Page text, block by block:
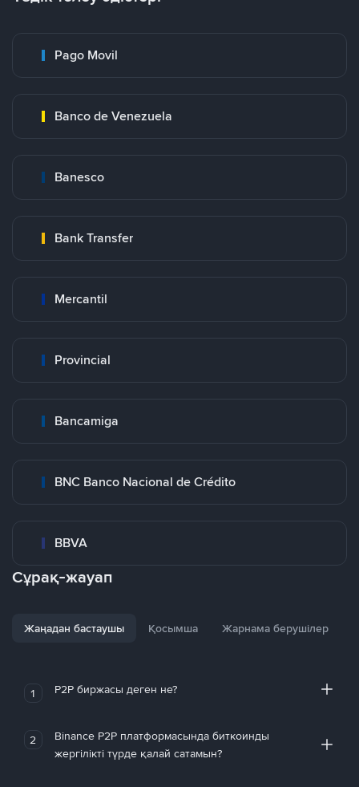
Pago Movil
Banco de Venezuela
Banesco
Bank Transfer
Mercantil
Provincial
Bancamiga
BNC Banco Nacional de Crédito
BBVA
Сұрақ-жауап
Жаңадан бастаушы Қосымша Жарнама берушілер
1 P2P биржасы деген не?
2
Binance P2P платформасында биткоинды
жергілікті түрде қалай сатамын?